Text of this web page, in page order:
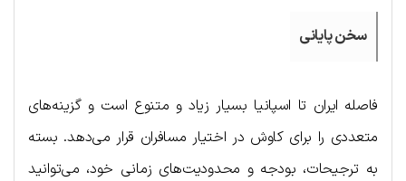
سخن پایانی
فاصله ایران تا اسپانیا بسیار زیاد و متنوع است و گزینه‌های
متعددی را برای کاوش در اختیار مسافران قرار می‌دهد. بسته
به ترجیحات، بودجه و محدودیت‌های زمانی خود، می‌توانید